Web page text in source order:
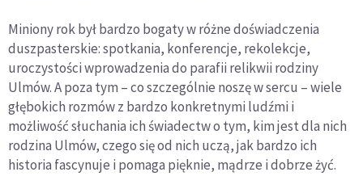
Miniony rok był bardzo bogaty w różne doświadczenia
duszpasterskie: spotkania, konferencje, rekolekcje,
uroczystości wprowadzenia do parafii relikwii rodziny
Ulmów. A poza tym – co szczególnie noszę w sercu – wiele
głębokich rozmów z bardzo konkretnymi ludźmi i
możliwość słuchania ich świadectw o tym, kim jest dla nich
rodzina Ulmów, czego się od nich uczą, jak bardzo ich
historia fascynuje i pomaga pięknie, mądrze i dobrze żyć.